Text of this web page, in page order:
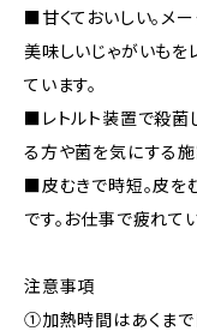
■甘くておいしい。メ
美味しいじゃがいも
ています。
■レトルト装置で殺菌
る方や菌を気にする施
■皮むきで時短。皮を
です。お仕事で疲れて
注意事項
①加熱時間はあくまで